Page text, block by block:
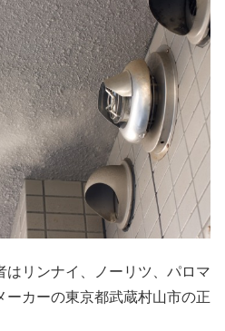
はリンナイ、ノーリツ、パロマ
ーカーの東京都武蔵村山市の正